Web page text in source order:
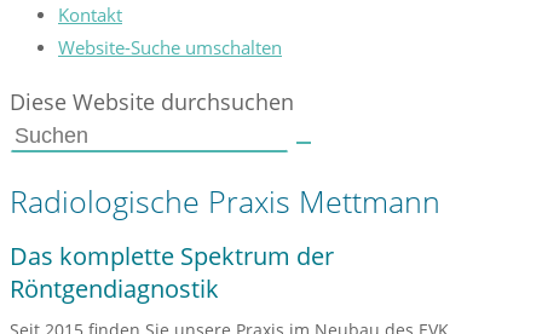
Kontakt
Website-Suche umschalten
Diese Website durchsuchen
Radiologische Praxis Mettmann
Das komplette Spektrum der
Röntgendiagnostik